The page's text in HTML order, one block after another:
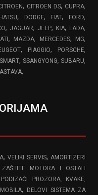
, CITROEN DS, CUPRA,
, DODGE, FIAT, FORD,
, JAGUAR, JEEP, KIA, LADA,
, MAZDA, MERCEDES, MG,
, PIAGGIO, PORSCHE,
SMART, SSANGYONG,SUBARU,
,
,VELIKI SERVIS, AMORTIZERI
ZAŠTITE MOTORA I OSTALI
PODIZAČI PROZORA, KVAKE,
,
DELOVI SISTEMA ZA